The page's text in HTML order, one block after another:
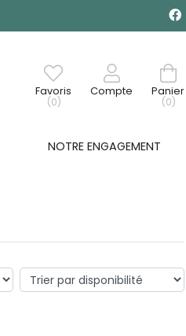
Favoris
(0)
Compte
Panier
(0)
NOTRE ENGAGEMENT